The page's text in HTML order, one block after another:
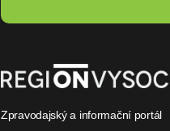
Zpravodajský a informační portál